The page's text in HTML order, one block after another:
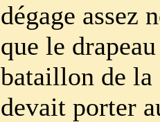
dégage assez
que le
bataillon de la
devait porter